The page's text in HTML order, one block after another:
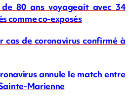
de 80 ans voyageait avec 34
comme co-exposés
cas de coronavirus confirmé à
annule le match entre
Marienne